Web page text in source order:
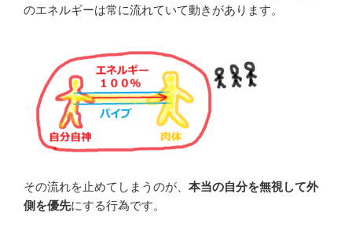
のエネルギーは常に流れていて動きがあります。
その流れを止めてしまうのが、 本当の自分を無視して外
側を優先にする行為です。